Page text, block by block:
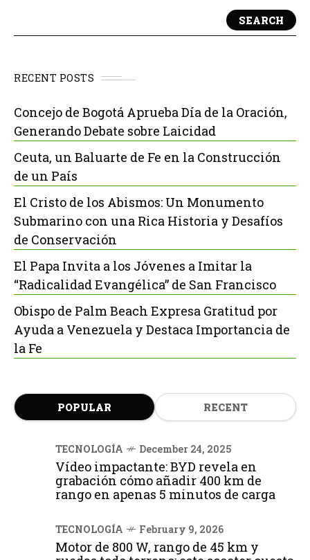
SEARCH
RECENT POSTS
Concejo de Bogotá Aprueba Día de la Oración,
Generando Debate sobre Laicidad
Ceuta, un Baluarte de Fe en la Construcción
de un País
El Cristo de los Abismos: Un Monumento
Submarino con una Rica Historia y Desafíos
de Conservación
El Papa Invita a los Jóvenes a Imitar la
“Radicalidad Evangélica” de San Francisco
Obispo de Palm Beach Expresa Gratitud por
Ayuda a Venezuela y Destaca Importancia de
la Fe
POPULAR RECENT
TECNOLOGÍA December 24, 2025
Vídeo impactante: BYD revela en
grabación cómo añadir 400 km de
rango en apenas 5 minutos de carga
TECNOLOGÍA February 9, 2026
Motor de 800 W, rango de 45 km y